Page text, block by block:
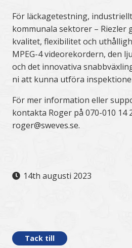
För läckagetestning,
kommunala sektorer – Riezler
kvalitet, flexibilitet och
MPEG-4 videorekordern, den
och det innovativa
ni att kunna utföra
För mer information eller
kontakta Roger på 070-010 14
roger@sweves.se.
14th augusti 2023
Tack till